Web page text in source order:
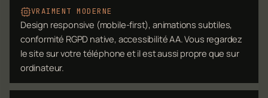
VRAIMENT MODERNE
Design responsive (mobile-first), animations subtiles,
conformité RGPD native, accessibilité AA. Vous regardez
le site sur votre téléphone et il est aussi propre que sur
ordinateur.